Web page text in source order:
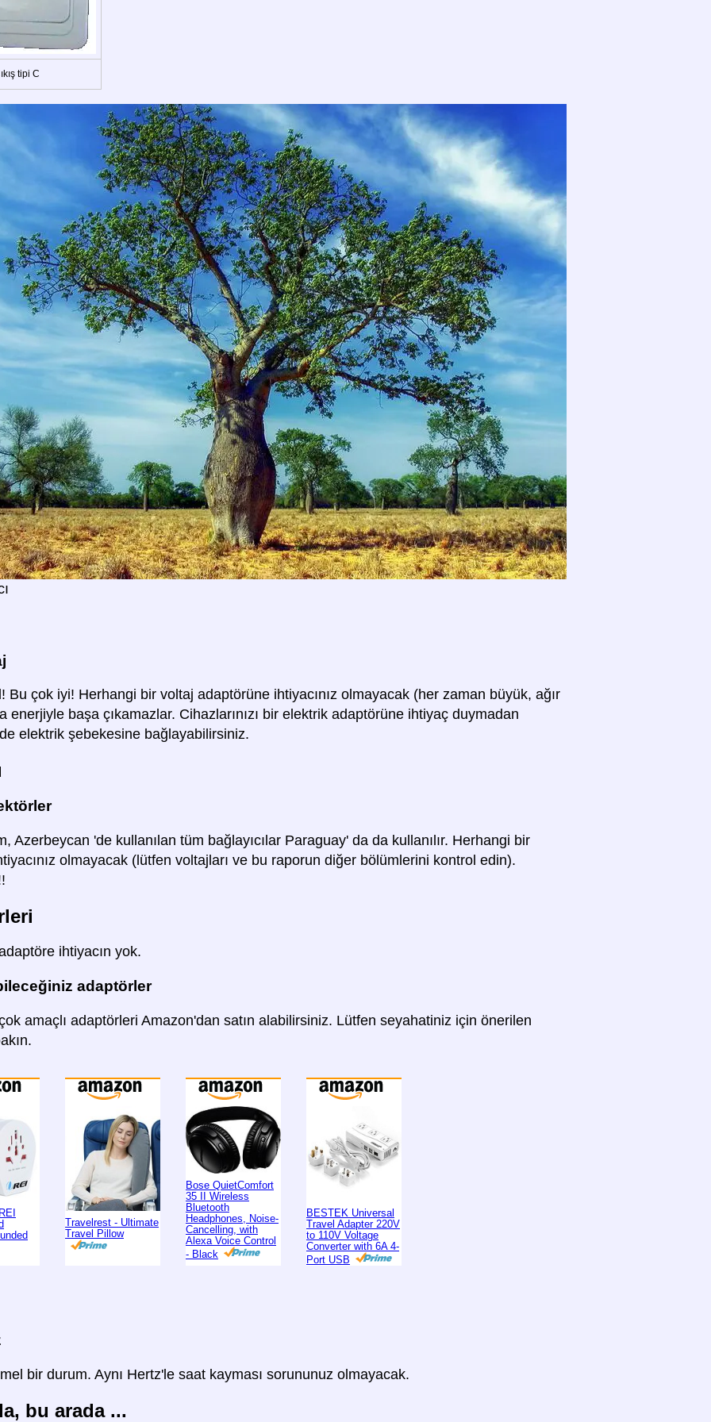
tipi C
Bu çok iyi! Herhangi bir voltaj adaptörüne ihtiyacınız olmayacak (her zaman büyük, ağır
enerjiyle başa çıkamazlar. Cihazlarınızı bir elektrik adaptörüne ihtiyaç duymadan
elektrik şebekesine bağlayabilirsiniz.
Azerbeycan 'de kullanılan tüm bağlayıcılar Paraguay' da da kullanılır. Herhangi bir
olmayacak (lütfen voltajları ve bu raporun diğer bölümlerini kontrol edin).
ihtiyacın yok.
adaptörler
amaçlı adaptörleri Amazon'dan satın alabilirsiniz. Lütfen seyahatiniz için önerilen
Travelrest - Ultimate
Travel Pillow
Bose QuietComfort
35 II Wireless
Bluetooth
Headphones, Noise-
Cancelling, with
Alexa Voice Control
- Black
BESTEK Universal
Travel Adapter 220V
to 110V Voltage
Converter with 6A 4-
Port USB
bir durum. Aynı Hertz'le saat kayması sorununuz olmayacak.
bu arada ...